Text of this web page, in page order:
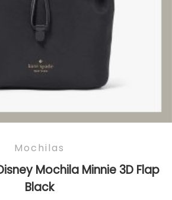
Mochilas
Mochila Minnie 3D Flap
Black